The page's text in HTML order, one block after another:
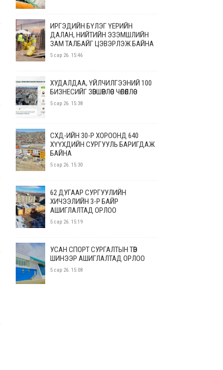
ИРГЭДИЙН БҮЛЭГ ҮЕРИЙН
ДАЛАН, НИЙТИЙН ЭЗЭМШЛИЙН
ЗАМ ТАЛБАЙГ ЦЭВЭРЛЭЖ БАЙНА
5 сар 26. 15:46
ХУДАЛДАА, ҮЙЛЧИЛГЭЭНИЙ 100
БИЗНЕСИЙГ ЗӨВШӨӨРЛӨӨС ЧӨЛӨӨЛЛӨӨ
5 сар 26. 15:38
СХД-ИЙН 30-Р ХОРООНД 640
ХҮҮХДИЙН СУРГУУЛЬ БАРИГДАЖ
БАЙНА
5 сар 26. 15:30
62 ДУГААР СУРГУУЛИЙН
ХИЧЭЭЛИЙН 3-Р БАЙР
АШИГЛАЛТАД ОРЛОО
5 сар 26. 15:19
УСАН СПОРТ СУРГАЛТЫН ТӨВ
ШИНЭЭР АШИГЛАЛТАД ОРЛОО
5 сар 26. 15:08